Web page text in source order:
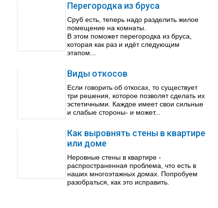
Перегородка из бруса
Сруб есть, теперь надо разделить жилое
помещение на комнаты.
В этом поможет перегородка из бруса,
которая как раз и идёт следующим
этапом...
Виды откосов
Если говорить об откосах, то существует
три решения, которое позволят сделать их
эстетичными. Каждое имеет свои сильные
и слабые стороны- и может...
Как выровнять стены в квартире
или доме
Неровные стены в квартире -
распространенная проблема, что есть в
наших многоэтажных домах. Попробуем
разобраться, как это исправить.